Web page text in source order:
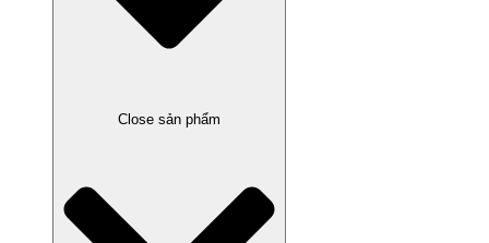
Close sản phẩm